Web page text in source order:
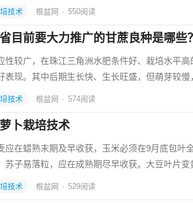
技术 根盆网 · 550阅读
目前要大力推广的甘蔗良种是哪些
性较广，在珠江三角洲水肥条件好、栽培水平
表现。其中后期生长快、生长旺盛，但萌芽较
技术 根盆网 · 574阅读
卜栽培技术
应在蜡熟末期及早收获，玉米必须在9月底包叶
苏子易落粒，应在成熟期尽早收获。大豆叶片
技术 根盆网 · 529阅读